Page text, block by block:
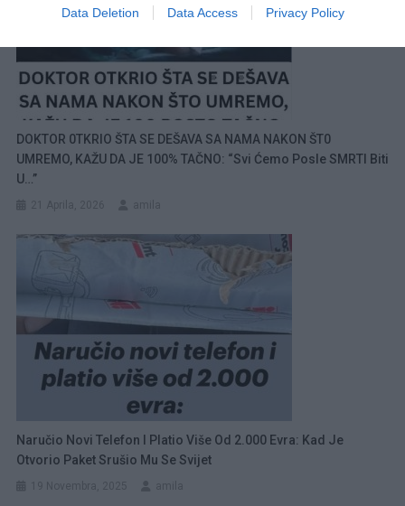
Data Deletion Data Access Privacy Policy
DOKTOR 0TKRIO ŠTA SE DEŠAVA SA NAMA NAKON ŠT0
UMREMO, KAŽU DA JE 100% TAČNO: “Svi Ćemo Posle SMRTI Biti
U…”
Naručio Novi Telefon I Platio Više Od 2.000 Evra: Kad Je
Otvorio Paket Srušio Mu Se Svijet